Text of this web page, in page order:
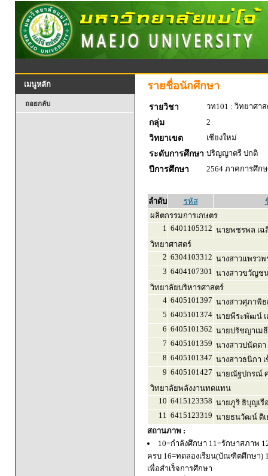
เมนูหลัก
ถอยกลับ
รายชื่อนักศึกษา
รายวิชา
วท101 : วิทยาศา
กลุ่ม
2
วิทยาเขต
เชียงใหม่
ระดับการศึกษา ปริญญาตรี ปกติ
ปีการศึกษา
2564 ภาคการศึก
ลำดับ รหัส
ผลิตกรรมการเกษตร
1 6401105312 นายพชรพล เ
วิทยาศาสตร์
2 6304103312 นางสาวแพรว
3 6404107301 นางสาวขวัญช
วิทยาลัยบริหารศาสตร์
4 6405101397 นางสาวศุภาพิ
5 6405101374 นายพีระพัฒน์
6 6405101362 นายปรัชญาเม
7 6405101359 นางสาวปนัดด
8 6405101347 นางสาวธนิกา
9 6405101427 นายณัฐปกรณ์
วิทยาลัยพลังงานทดแทน
10 6415123358 นายภูริ ธิบุญเรื
11 6415123319 นายธนวัฒน์ ติเ
สถานภาพ :
10=กำลังศึกษา 11=รักษาสภาพ
ครบ 16=ทดลองเรียน(บัณฑิตศึกษา)
เพื่อสำเร็จการศึกษา